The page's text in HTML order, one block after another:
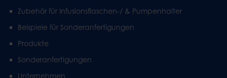
Zubehör für Infusionsflaschen-/ & Pumpenhalter
Beispiele für Sonderanfertigungen
Produkte
Sonderanfertigungen
Unternehmen